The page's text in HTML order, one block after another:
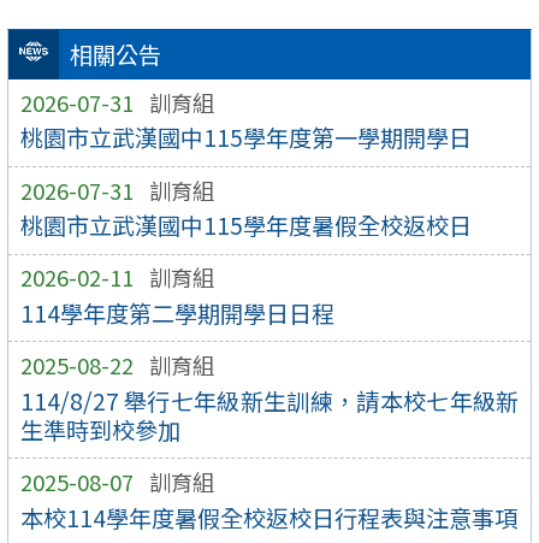
相關公告
2026-07-31 訓育組
桃園市立武漢國中115學年度第一學期開學日
2026-07-31 訓育組
桃園市立武漢國中115學年度暑假全校返校日
2026-02-11 訓育組
114學年度第二學期開學日日程
2025-08-22 訓育組
114/8/27 舉行七年級新生訓練，請本校七年級新
生準時到校參加
2025-08-07 訓育組
本校114學年度暑假全校返校日行程表與注意事項